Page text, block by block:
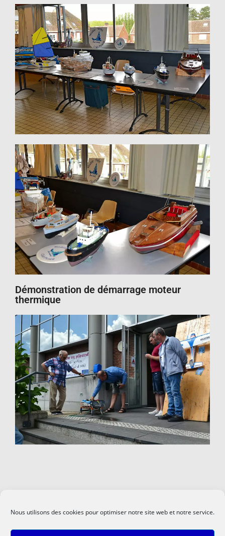
Nous utilisons des cookies pour optimiser notre site web et notre service.
Démonstration de démarrage moteur
thermique